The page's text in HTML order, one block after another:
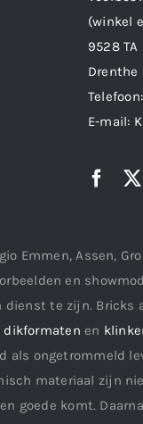
(winkel
9528 TA
Drenthe
E-mail:
Emmen, Assen,
en
te zijn. Bricks
dikformaten en
als ongetrommeld
materiaal zijn
goede komt.